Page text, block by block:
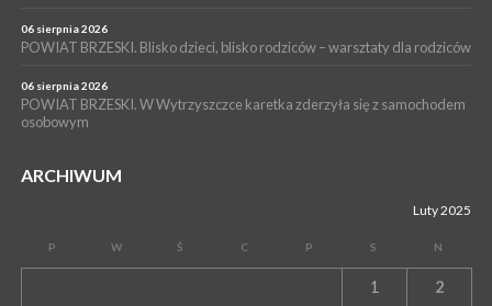
06 sierpnia 2026
POWIAT BRZESKI. Blisko dzieci, blisko rodziców – warsztaty dla rodziców
06 sierpnia 2026
POWIAT BRZESKI. W Wytrzyszczce karetka zderzyła się z samochodem
osobowym
ARCHIWUM
Luty 2025
P W Ś C P S N
1 2